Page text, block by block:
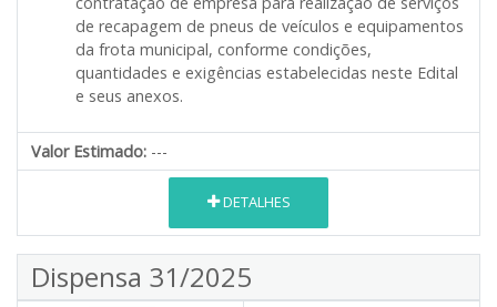
de recapagem de pneus de veículos e equipamentos
da frota municipal, conforme condições,
quantidades e exigências estabelecidas neste Edital
e seus anexos.
Valor Estimado: ---
DETALHES
Dispensa 31/2025